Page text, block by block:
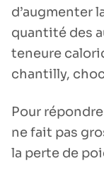
d’augmenter
quantité des
teneure
chantilly,
Pour
ne fait pas
la perte de